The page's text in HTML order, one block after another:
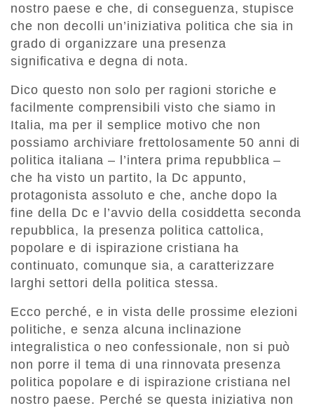
nostro paese e che, di conseguenza, stupisce
che non decolli un’iniziativa politica che sia in
grado di organizzare una presenza
significativa e degna di nota.
Dico questo non solo per ragioni storiche e
facilmente comprensibili visto che siamo in
Italia, ma per il semplice motivo che non
possiamo archiviare frettolosamente 50 anni di
politica italiana – l’intera prima repubblica –
che ha visto un partito, la Dc appunto,
protagonista assoluto e che, anche dopo la
fine della Dc e l’avvio della cosiddetta seconda
repubblica, la presenza politica cattolica,
popolare e di ispirazione cristiana ha
continuato, comunque sia, a caratterizzare
larghi settori della politica stessa.
Ecco perché, e in vista delle prossime elezioni
politiche, e senza alcuna inclinazione
integralistica o neo confessionale, non si può
non porre il tema di una rinnovata presenza
politica popolare e di ispirazione cristiana nel
nostro paese. Perché se questa iniziativa non